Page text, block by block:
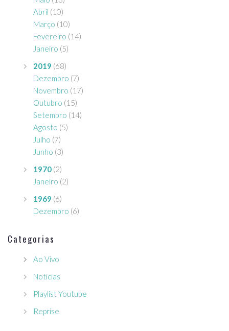
Abril (10)
Março (10)
Fevereiro (14)
Janeiro (5)
2019 (68)
Dezembro (7)
Novembro (17)
Outubro (15)
Setembro (14)
Agosto (5)
Julho (7)
Junho (3)
1970 (2)
Janeiro (2)
1969 (6)
Dezembro (6)
Categorias
Ao Vivo
Notícias
Playlist Youtube
Reprise